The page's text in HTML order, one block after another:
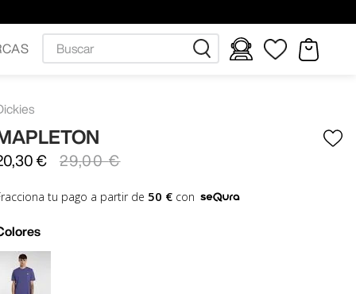
, 30 € 29,00 €
tu pago a partir de 50 €con